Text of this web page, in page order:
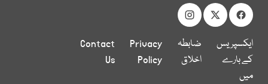
ایکسپریس
کے بارے
میں
ضابطہ
اخلاق
Privacy
Policy
Contact
Us